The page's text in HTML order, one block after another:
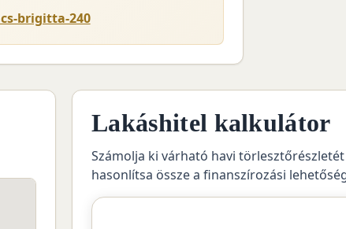
brigitta-240
Lakáshitel kalkulátor
Számolja ki várható havi
hasonlítsa össze a finanszírozási